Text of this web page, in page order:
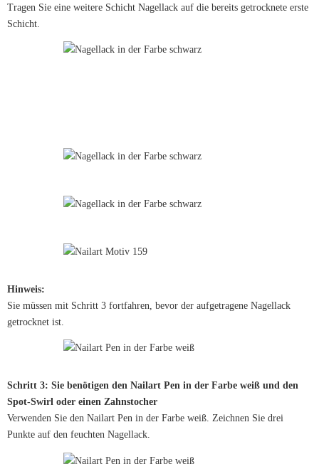
Tragen Sie eine weitere Schicht Nagellack auf die bereits getrocknete erste
Schicht.
Hinweis:
Sie müssen mit Schritt 3 fortfahren, bevor der aufgetragene Nagellack
getrocknet ist.
Schritt 3: Sie benötigen den Nailart Pen in der Farbe weiß und den
Spot-Swirl oder einen Zahnstocher
Verwenden Sie den Nailart Pen in der Farbe weiß. Zeichnen Sie drei
Punkte auf den feuchten Nagellack.